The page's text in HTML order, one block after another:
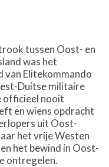
tussen Oost- en
was het
van Elitekommando
Duitse militaire
officieel nooit
en wiens opdracht
uit Oost-
het vrije Westen
het bewind in Oost-
ontregelen.